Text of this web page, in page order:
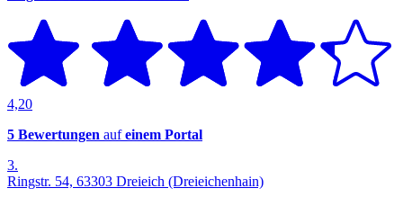
4,20
5 Bewertungen aufeinem Portal
3.
Ringstr. 54, 63303 Dreieich (Dreieichenhain)